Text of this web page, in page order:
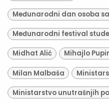
Međunarodni dan osoba
Midhat Alić Mihajlo
Milan Malbaša
Ministarstvo unutrašnjih